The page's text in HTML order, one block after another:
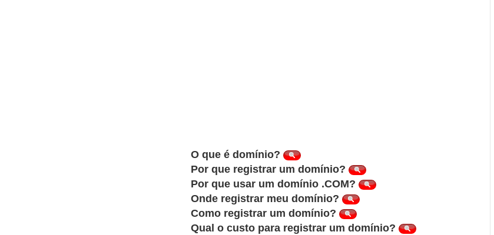
O que é domínio?
Por que registrar um domínio?
Por que usar um domínio .COM?
Onde registrar meu domínio?
Como registrar um domínio?
Qual o custo para registrar um domínio?